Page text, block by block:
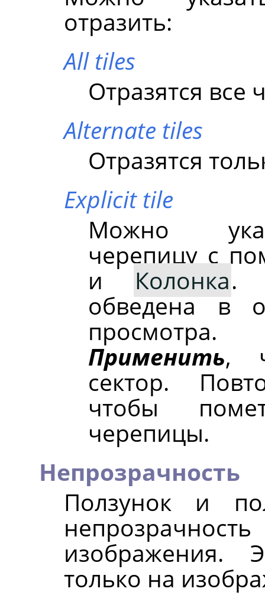
отразить:
All tiles
Отразятся все
Alternate tiles
Отразятся
Explicit tile
Можно
черепицу с
и Колонка.
обведена в
Применить,
сектор.
чтобы
черепицы.
Непрозрачность
Ползунок и
изображения.
только на